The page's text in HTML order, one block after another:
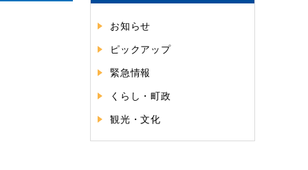
お知らせ
ピックアップ
緊急情報
くらし・町政
観光・文化